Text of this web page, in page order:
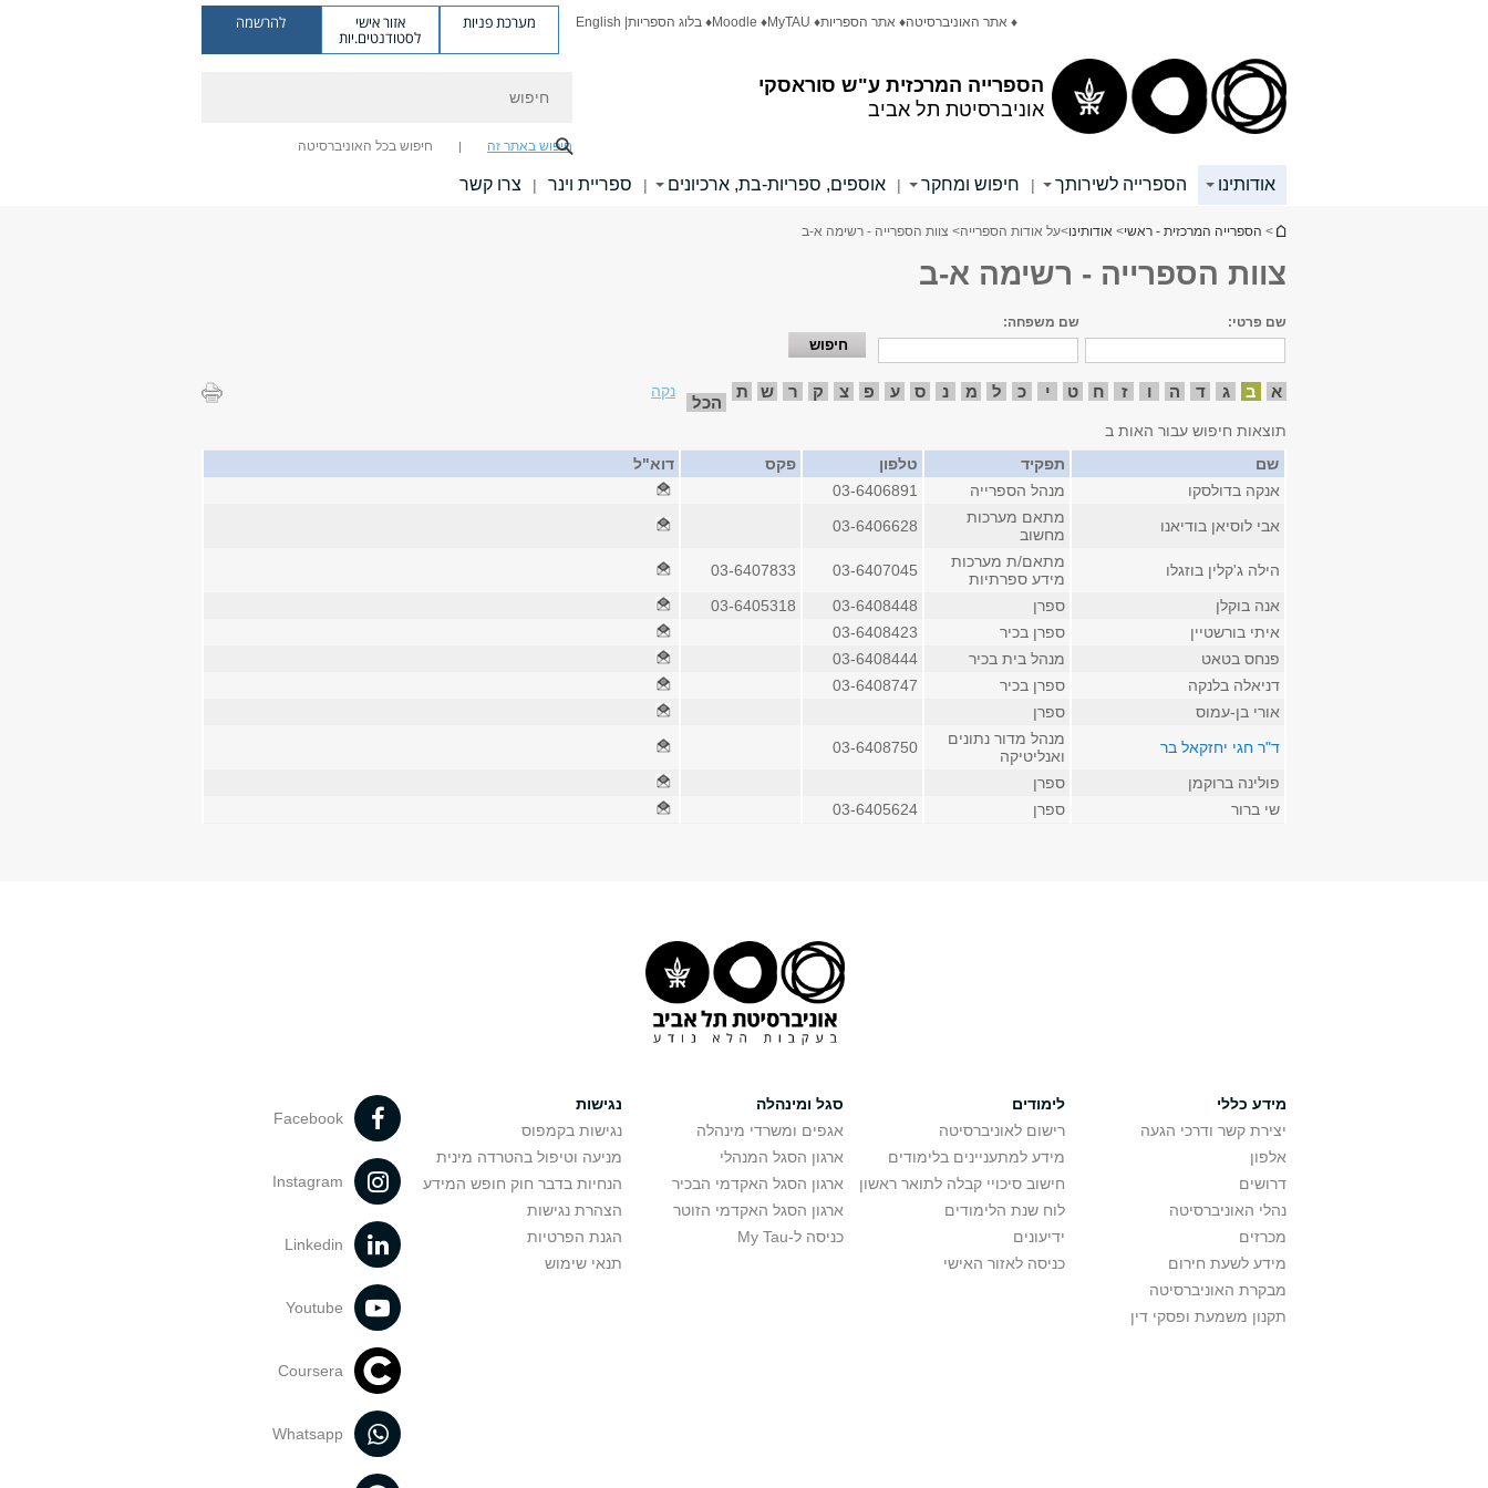
הספרייה המרכזית ע"ש סוראסקי
אוניברסיטת תל אביב
♦ אתר האוניברסיטה♦ אתר הספריות♦ MyTAU
♦ Moodle ♦ בלוג הספריות מערכת פניות אזור אישי
לסטודנטים.יות
להרשמה
חיפוש באתר זה חיפוש בכל האוניברסיטה
אודותינו הספרייה לשירותך | חיפוש ומחקר | אוספים, ספריות-בת, ארכיונים | ספריית וינר | צרו קשר
הינך נמצא כאן
> הספרייה המרכזית - ראשי> אודותינו>על אודות הספרייה> צוות הספרייה - רשימה א-ב
צוות הספרייה - רשימה א-ב
שם פרטי: שם משפחה:
א ב ג ד ה ו ז ח ט י כ ל מ נ ס ע פ צ ק ר ש ת
הכל
נקה
תוצאות חיפוש עבור האות ב
שם
תפקיד טלפון פקס
דוא"ל
אנקה בדולסקו
מנהל הספרייה
03-6406891
אבי לוסיאן בודיאנו
מתאם מערכות
מחשוב
03-6406628
הילה ג'קלין בוזגלו
מתאם/ת מערכות
מידע ספרתיות
03-6407045
03-6407833
אנה בוקלן
ספרן 03-6408448
03-6405318
איתי בורשטיין
ספרן בכיר
03-6408423
פנחס בטאט
מנהל בית בכיר
03-6408444
דניאלה בלנקה
ספרן בכיר
03-6408747
אורי בן-עמוס
ספרן
ד"ר חגי יחזקאל בר
מנהל מדור נתונים
ואנליטיקה
03-6408750
פולינה ברוקמן
ספרן
שי ברור
ספרן 03-6405624
מידע כללי
יצירת קשר ודרכי הגעה
אלפון
דרושים
נהלי האוניברסיטה
מכרזים
מידע לשעת חירום
מבקרת האוניברסיטה
תקנון משמעת ופסקי דין
לימודים
רישום לאוניברסיטה
מידע למתעניינים בלימודים
חישוב סיכויי קבלה לתואר ראשון
לוח שנת הלימודים
ידיעונים
כניסה לאזור האישי
סגל ומינהלה
אגפים ומשרדי מינהלה
ארגון הסגל המנהלי
ארגון הסגל האקדמי הבכיר
ארגון הסגל האקדמי הזוטר
כניסה ל-My Tau
נגישות
נגישות בקמפוס
מניעה וטיפול בהטרדה מינית
הנחיות בדבר חוק חופש המידע
הצהרת נגישות
הגנת הפרטיות
תנאי שימוש
Facebook
Instagram
Linkedin
Youtube
Coursera
Whatsapp